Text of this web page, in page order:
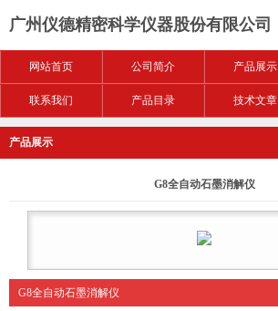
广州仪德精密科学仪器股份有限公司
网站首页 公司简介 产品展示
联系我们 产品目录 技术文章
产品展示
G8全自动石墨消解仪
G8全自动石墨消解仪